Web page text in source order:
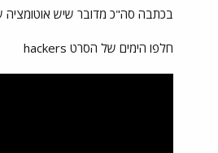
בכתבה סה"כ מדובר שיש אוטומציה
חלפו הימים של הסרט hackers